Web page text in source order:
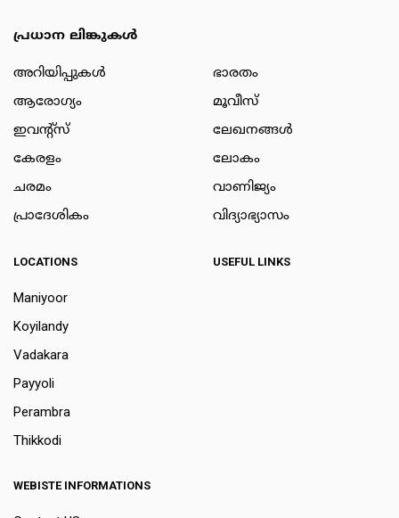
പ്രധാന ലിങ്കുകൾ
അറിയിപ്പുകള്‍
ആരോഗ്യം
ഇവന്റ്സ്
കേരളം
ചരമം
പ്രാദേശികം
ഭാരതം
മൂവീസ്
ലേഖനങ്ങള്‍
ലോകം
വാണിജ്യം
വിദ്യാഭ്യാസം
LOCATIONS
Maniyoor
Koyilandy
Vadakara
Payyoli
Perambra
Thikkodi
USEFUL LINKS
WEBISTE INFORMATIONS